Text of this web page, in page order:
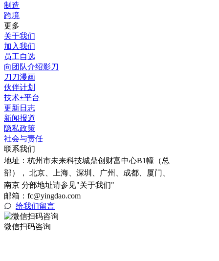
制造
跨境
更多
关于我们
加入我们
员工自选
向团队介绍影刀
刀刀漫画
伙伴计划
技术+平台
更新日志
新闻报道
隐私政策
社会与责任
联系我们
地址： 杭州市未来科技城鼎创财富中心B1幢（总
部）， 北京、上海、深圳、广州、成都、厦门、
南京 分部地址请参见"关于我们"
邮箱：fc@yingdao.com
给我们留言
微信扫码咨询